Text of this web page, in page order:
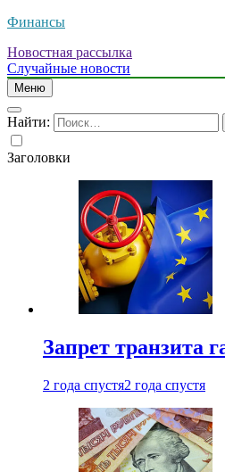
Финансы
Новостная рассылка
Случайные новости
Меню
Найти:
Заголовки
Запрет транзита
2 года спустя2 года спустя